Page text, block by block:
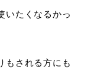
いたくなるかっ
もされる方にも